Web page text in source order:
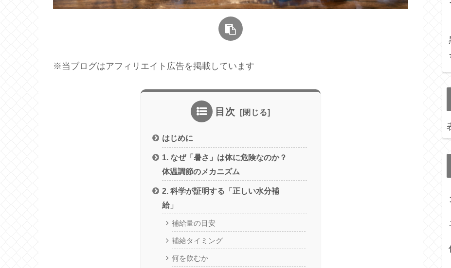
※当ブログはアフィリエイト広告を掲載しています
目次
はじめに
1. なぜ「暑さ」は体に危険なのか？
体温調節のメカニズム
2. 科学が証明する「正しい水分補
給」
補給量の目安
補給タイミング
何を飲むか